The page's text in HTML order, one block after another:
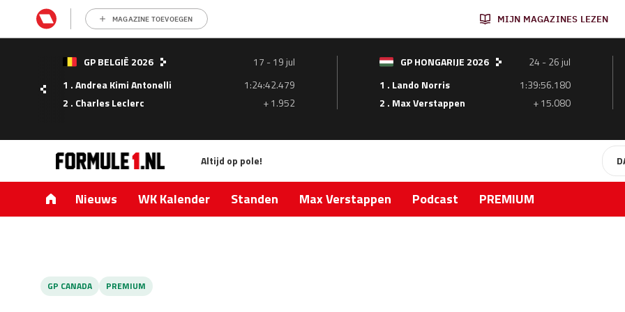
MAGAZINE TOEVOEGEN MIJN MAGAZINES LEZEN
GP BELGIË 2026
17 - 19 jul
1 . Andrea Kimi Antonelli
1:24:42.479
2 . Charles Leclerc
+ 1.952
GP HONGARIJE 2026
24 - 26 jul
1 . Lando Norris
1:39:56.180
2 . Max Verstappen
+ 15.080
Altijd op pole!
Nieuws WK Kalender Standen Max Verstappen Podcast PREMIUM
GP CANADA PREMIUM